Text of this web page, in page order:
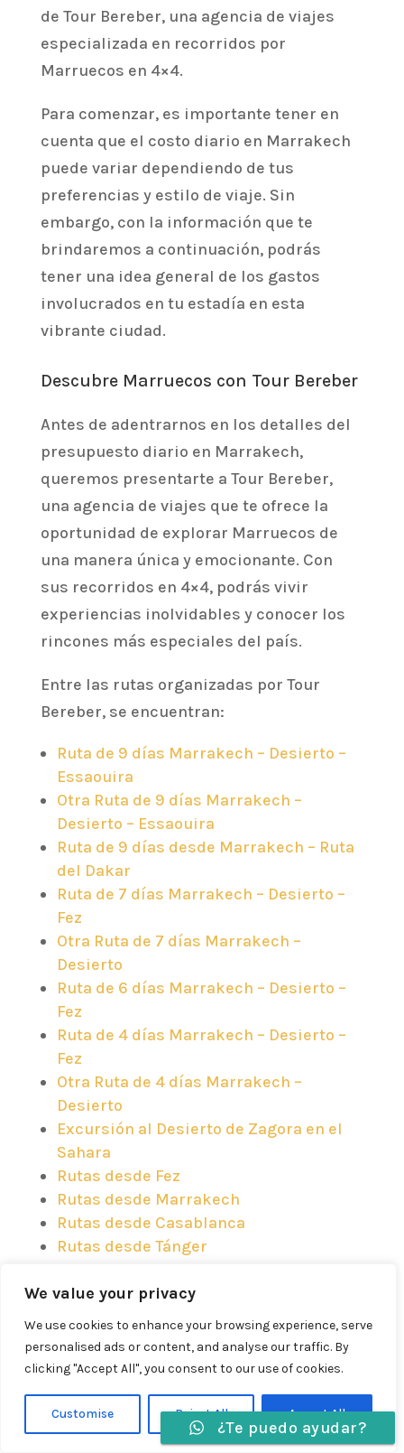
We value your privacy
We use cookies to enhance your browsing experience, serve
personalised ads or content, and analyse our traffic. By
clicking "Accept All", you consent to our use of cookies.
Customise Reject All Accept All
de Tour Bereber, una agencia de viajes
especializada en recorridos por
Marruecos en 4×4.
Para comenzar, es importante tener en
cuenta que el costo diario en Marrakech
puede variar dependiendo de tus
preferencias y estilo de viaje. Sin
embargo, con la información que te
brindaremos a continuación, podrás
tener una idea general de los gastos
involucrados en tu estadía en esta
vibrante ciudad.
Descubre Marruecos con Tour Bereber
Antes de adentrarnos en los detalles del
presupuesto diario en Marrakech,
queremos presentarte a Tour Bereber,
una agencia de viajes que te ofrece la
oportunidad de explorar Marruecos de
una manera única y emocionante. Con
sus recorridos en 4×4, podrás vivir
experiencias inolvidables y conocer los
rincones más especiales del país.
Entre las rutas organizadas por Tour
Bereber, se encuentran:
Ruta de 9 días Marrakech – Desierto –
Essaouira
Otra Ruta de 9 días Marrakech –
Desierto – Essaouira
Ruta de 9 días desde Marrakech – Ruta
del Dakar
Ruta de 7 días Marrakech – Desierto –
Fez
Otra Ruta de 7 días Marrakech –
Desierto
Ruta de 6 días Marrakech – Desierto –
Fez
Ruta de 4 días Marrakech – Desierto –
Fez
Otra Ruta de 4 días Marrakech –
Desierto
Excursión al Desierto de Zagora en el
Sahara
Rutas desde Fez
Rutas desde Marrakech
Rutas desde Casablanca
Rutas desde Tánger
Estas rutas te permitirán explorar
Marruecos de manera auténtica y
enriquecedora, acompañado por guías
expertos que te mostrarán los secretos
mejor guardados del país.
Idiomas » ¿Te puedo ayudar?